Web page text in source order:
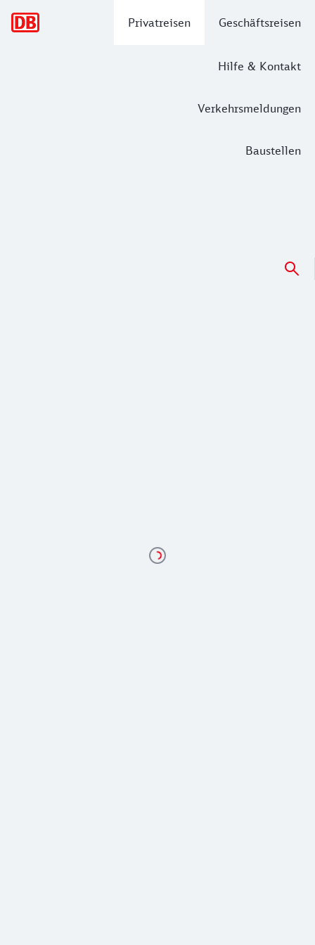
Privatreisen Geschäftsreisen
Hilfe & Kontakt
Verkehrsmeldungen
Baustellen